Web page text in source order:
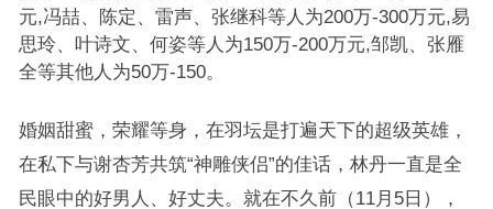
元,冯喆、陈定、雷声、张继科等人为200万-300万元,易
思玲、叶诗文、何姿等人为150万-200万元,邹凯、张雁
全等其他人为50万-150。
婚姻甜蜜，荣耀等身，在羽坛是打遍天下的超级英雄，
在私下与谢杏芳共筑“神雕侠侣”的佳话，林丹一直是全
民眼中的好男人、好丈夫。就在不久前（11月5日），